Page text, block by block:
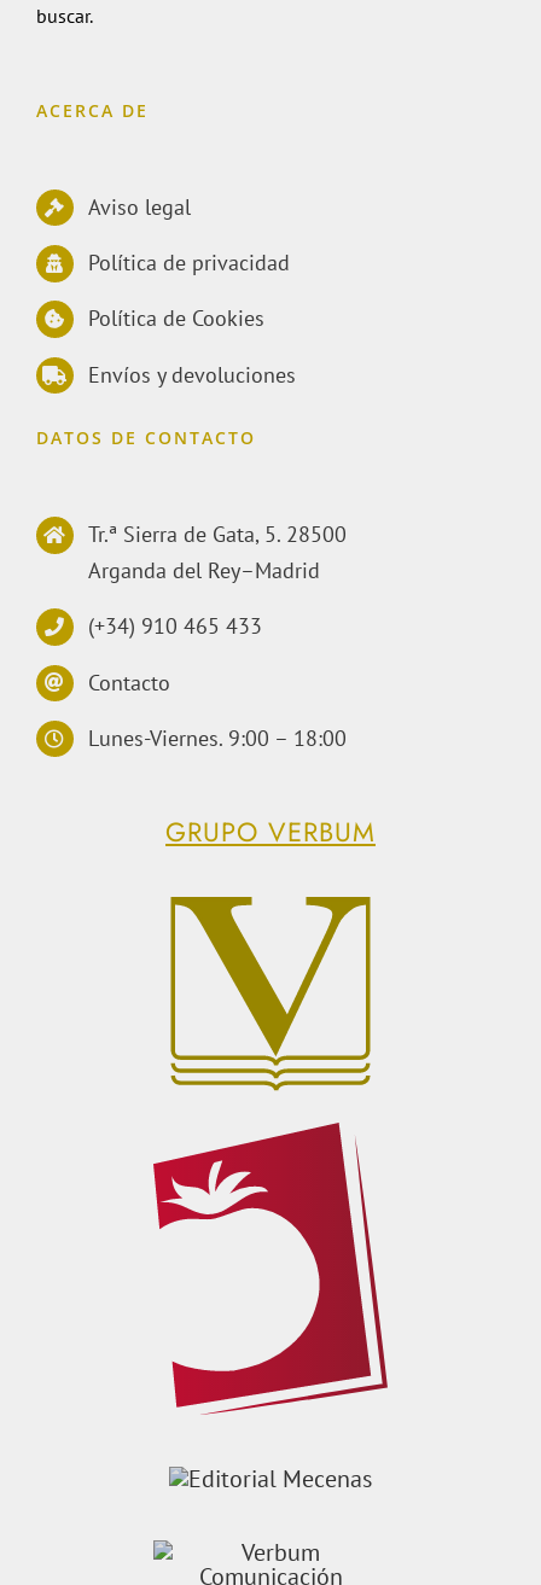
buscar.
ACERCA DE
Aviso legal
Política de privacidad
Política de Cookies
Envíos y devoluciones
DATOS DE CONTACTO
Tr.ª Sierra de Gata, 5. 28500
Arganda del Rey–Madrid
(+34) 910 465 433
Contacto
Lunes-Viernes. 9:00 – 18:00
GRUPO VERBUM